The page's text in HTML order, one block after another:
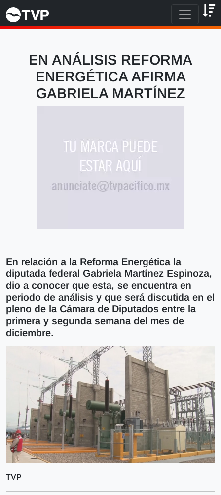
EN ANÁLISIS REFORMA
ENERGÉTICA AFIRMA
GABRIELA MARTÍNEZ
En relación a la Reforma Energética la
diputada federal Gabriela Martínez Espinoza,
dio a conocer que esta, se encuentra en
periodo de análisis y que será discutida en el
pleno de la Cámara de Diputados entre la
primera y segunda semana del mes de
diciembre.
TVP